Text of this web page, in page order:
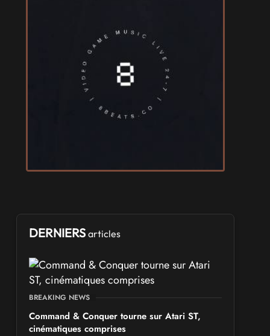
VIDES GRENIERS, BROCANTES
Broc'Land Geek Reims 2026
le 27 septembre 2026 - à Reims
CULTURE JAPONAISE ET OTAKU
Ponta Geek 2026
SALONS & CONVENTIONS GEEKS
GeekNIID 2026
les 19 et 20 septembre 2026 - à Grigny
DERNIERSarticles
BREAKING NEWS
Command & Conquer tourne sur Atari ST,
cinématiques comprises